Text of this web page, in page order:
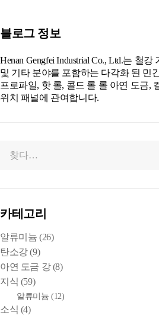
블로그 정보
Henan Gengfei Industrial Co., Ltd.는 철
및 기타 분야를 포함하는 다각화 된 민
프로파일, 핫 롤, 콜드 롤 롤 아연 도금,
위치 패널에 관여합니다.
카테고리
알류미늄 (26)
탄소강(9)
아연 도금 강(8)
지식 (59)
알류미늄 (12)
소식 (4)